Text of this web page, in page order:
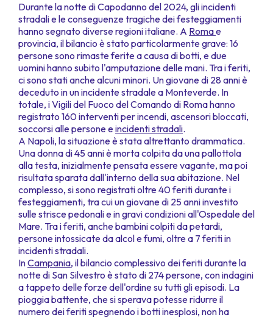
Durante la notte di Capodanno del 2024, gli incidenti
stradali e le conseguenze tragiche dei festeggiamenti
hanno segnato diverse regioni italiane. A Romae
provincia, il bilancio è stato particolarmente grave: 16
persone sono rimaste ferite a causa di botti, e due
uomini hanno subito l'amputazione delle mani. Tra i feriti,
ci sono stati anche alcuni minori. Un giovane di 28 anni è
deceduto in un incidente stradale a Monteverde. In
totale, i Vigili del Fuoco del Comando di Roma hanno
registrato 160 interventi per incendi, ascensori bloccati,
soccorsi alle persone eincidenti stradali.
A Napoli, la situazione è stata altrettanto drammatica.
Una donna di 45 anni è morta colpita da una pallottola
alla testa, inizialmente pensata essere vagante, ma poi
risultata sparata dall'interno della sua abitazione. Nel
complesso, si sono registrati oltre 40 feriti durante i
festeggiamenti, tra cui un giovane di 25 anni investito
sulle strisce pedonali e in gravi condizioni all'Ospedale del
Mare. Tra i feriti, anche bambini colpiti da petardi,
persone intossicate da alcol e fumi, oltre a 7 feriti in
incidenti stradali.
InCampania, il bilancio complessivo dei feriti durante la
notte di San Silvestro è stato di 274 persone, con indagini
a tappeto delle forze dell'ordine su tutti gli episodi. La
pioggia battente, che si sperava potesse ridurre il
numero dei feriti spegnendo i botti inesplosi, non ha